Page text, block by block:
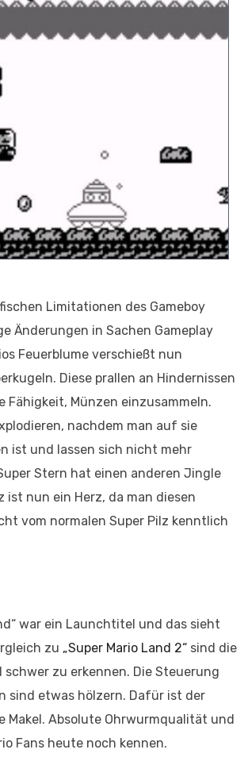
Limitationen des Gameboy
Änderungen in Sachen Gameplay
Feuerblume verschießt nun
Diese prallen an Hindernissen
Fähigkeit, Münzen einzusammeln.
nachdem man auf sie
ist und lassen sich nicht mehr
Stern hat einen anderen Jingle
ist nun ein Herz, da man diesen
vom normalen Super Pilz kenntlich
war ein Launchtitel und das sieht
zu „Super Mario Land 2“ sind die
schwer zu erkennen. Die Steuerung
sind etwas hölzern. Dafür ist der
Makel. Absolute Ohrwurmqualität und
Fans heute noch kennen.